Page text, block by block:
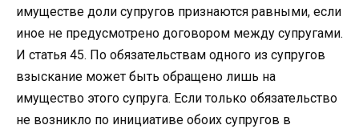
имуществе доли супругов признаются равными, если
иное не предусмотрено договором между супругами.
И статья 45. По обязательствам одного из супругов
взыскание может быть обращено лишь на
имущество этого супруга. Если только обязательство
не возникло по инициативе обоих супругов в